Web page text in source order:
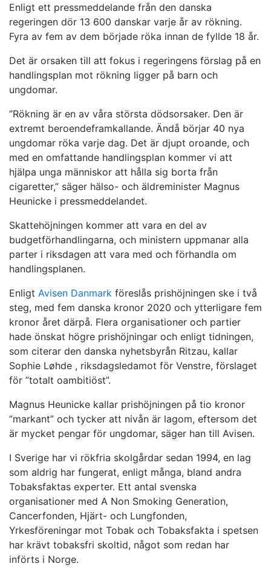
Enligt ett pressmeddelande från den danska
regeringen dör 13 600 danskar varje år av rökning.
Fyra av fem av dem började röka innan de fyllde 18 år.
Det är orsaken till att fokus i regeringens förslag på en
handlingsplan mot rökning ligger på barn och
ungdomar.
”Rökning är en av våra största dödsorsaker. Den är
extremt beroendeframkallande. Ändå börjar 40 nya
ungdomar röka varje dag. Det är djupt oroande, och
med en omfattande handlingsplan kommer vi att
hjälpa unga människor att hålla sig borta från
cigaretter,” säger hälso- och äldreminister Magnus
Heunicke i pressmeddelandet.
Skattehöjningen kommer att vara en del av
budgetförhandlingarna, och ministern uppmanar alla
parter i riksdagen att vara med och förhandla om
handlingsplanen.
Enligt Avisen Danmark föreslås prishöjningen ske i två
steg, med fem danska kronor 2020 och ytterligare fem
kronor året därpå. Flera organisationer och partier
hade önskat högre prishöjningar och enligt tidningen,
som citerar den danska nyhetsbyrån Ritzau, kallar
Sophie Løhde , riksdagsledamot för Venstre, förslaget
för ”totalt oambitiöst”.
Magnus Heunicke kallar prishöjningen på tio kronor
”markant” och tycker att nivån är lagom, eftersom det
är mycket pengar för ungdomar, säger han till Avisen.
I Sverige har vi rökfria skolgårdar sedan 1994, en lag
som aldrig har fungerat, enligt många, bland andra
Tobaksfaktas experter. Ett antal svenska
organisationer med A Non Smoking Generation,
Cancerfonden, Hjärt- och Lungfonden,
Yrkesföreningar mot Tobak och Tobaksfakta i spetsen
har krävt tobaksfri skoltid, något som redan har
införts i Norge.